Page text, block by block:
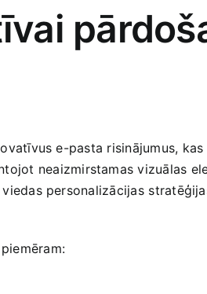
e-pasta risinājumus,
neaizmirstamas vizuālas
personalizācijas⁢